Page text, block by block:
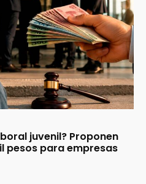
juvenil? Proponen
pesos para empresas